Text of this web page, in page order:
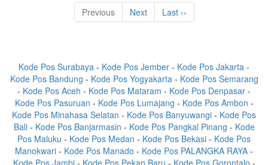
Previous Next Last ››
Kode Pos Surabaya - Kode Pos Jember - Kode Pos Jakarta -
Kode Pos Bandung - Kode Pos Yogyakarta - Kode Pos Semarang
- Kode Pos Aceh - Kode Pos Mataram - Kode Pos Denpasar -
Kode Pos Pasuruan - Kode Pos Lumajang - Kode Pos Ambon -
Kode Pos Minahasa Selatan - Kode Pos Banyuwangi - Kode Pos
Bali- Kode Pos Banjarmasin - Kode Pos Pangkal Pinang - Kode
Pos Maluku - Kode Pos Medan - Kode Pos Bekasi - Kode Pos
Manokwari - Kode Pos Manado - Kode Pos PALANGKA RAYA -
Kode Pos Jambi- Kode Pos Pekan Baru - Kode Pos Gorontalo -